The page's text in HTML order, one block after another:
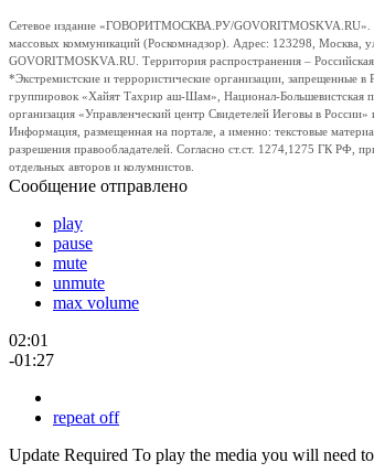
Сетевое издание «ГОВОРИТМОСКВА.РУ/GOVORITMOSKVA.RU».
массовых коммуникаций (Роскомнадзор). Адрес: 123298,
GOVORITMOSKVA.RU. Территория распространения –
*Экстремистские и террористические организации,
группировок «Хайят Тахрир аш-Шам», Национал-Большевистская
организация «Управленческий центр Свидетелей Иеговы в
Информация, размещенная на портале, а именно: текстовые
разрешения правообладателей. Согласно ст.ст. 1274,1275 ГК РФ,
отдельных авторов и колумнистов.
Сообщение отправлено
play
pause
mute
unmute
max volume
02:01
-01:27
repeat off
Update Required To play the media you will need